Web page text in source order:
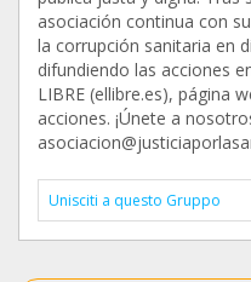
asociación continua con
la corrupción sanitaria en
difundiendo las acciones
LIBRE (ellibre.es), página
acciones. ¡Únete a
Unisciti a questo Gruppo